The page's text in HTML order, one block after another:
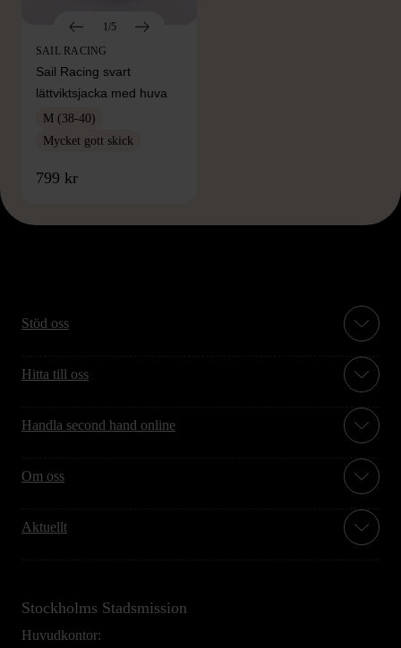
1/5
SAIL RACING
Sail Racing svart
lättviktsjacka med huva
M (38-40)
Mycket gott skick
799 kr
Stöd oss
Hitta till oss
Handla second hand online
Om oss
Aktuellt
Stockholms Stadsmission
Huvudkontor: